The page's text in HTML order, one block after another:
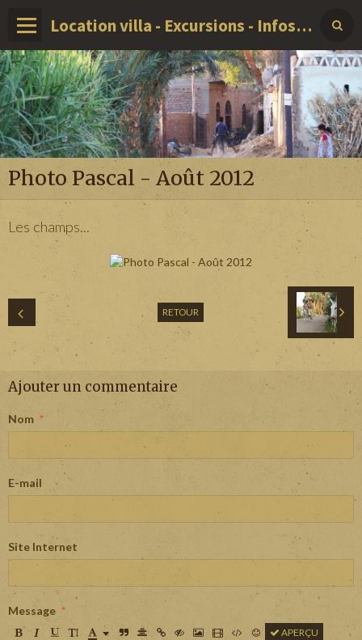
Location villa - Excursions - Infos sur LOUXOR - EGYPTE
Photo Pascal - Août 2012
Les champs...
RETOUR
Ajouter un commentaire
Nom
E-mail
Site Internet
Message
APERÇU